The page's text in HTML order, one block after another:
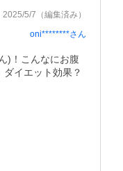
2025/5/7 （編集済み）
oni********さん
)！こんなにお腹
イエット効果？